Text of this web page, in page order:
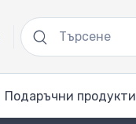
Подаръчни продукти